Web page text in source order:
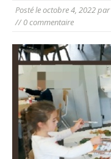
Posté leoctobre 4, 2022par
// 0 commentaire